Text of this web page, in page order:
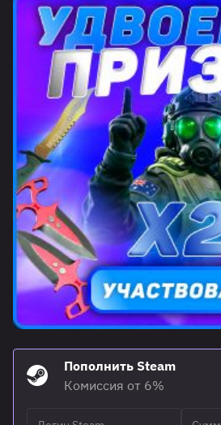
Пополнить Steam
Комиссия от 6%